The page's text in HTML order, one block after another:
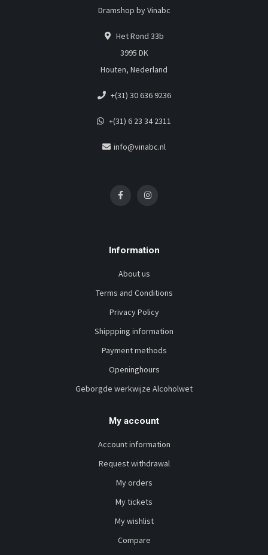
Dramshop by Vinabc
Het Rond 33b
3995 DK
Houten, Nederland
+(31) 30 636 9236
+(31) 6 23 34 2311
info@vinabc.nl
Information
About us
Terms and Conditions
Privacy Policy
Shippping information
Payment methods
Openinghours
Geborgde werkwijze Alcoholwet
My account
Account information
Request withdrawal
My orders
My tickets
My wishlist
Compare